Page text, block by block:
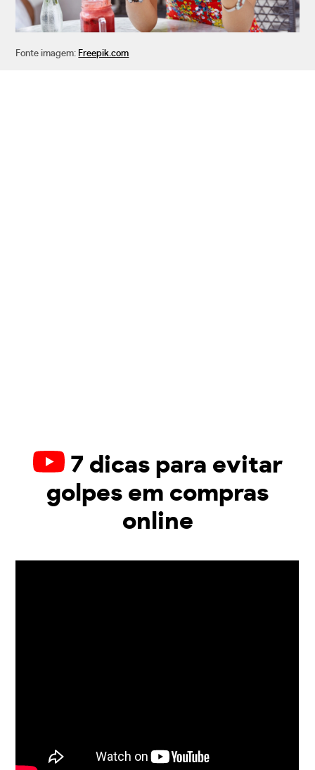
Fonte imagem: Freepik.com
7 dicas para evitar
golpes em compras
online